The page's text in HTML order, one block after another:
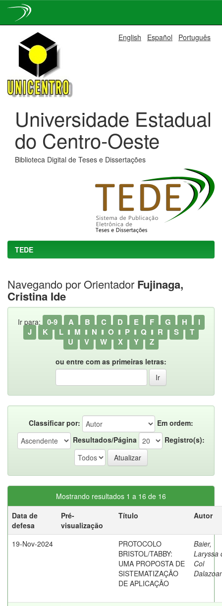
navigation
English Español Português
Universidade Estadual
do Centro-Oeste
Biblioteca Digital de Teses e Dissertações
TEDE
Navegando por Orientador Fujinaga,
Cristina Ide
Ir para: 0-9 A B C D E F G H
I
J
K L M N O P Q R S
T
U
V W X Y Z
ou entre com as primeiras letras:
Classificar por:
Em ordem:
Resultados/Página
Registro(s):
Mostrando resultados 1 a 16 de 16
Data de
defesa
Pré-
visualização
Título Autor
19-Nov-2024
PROTOCOLO
BRISTOL/TABBY:
UMA PROPOSTA DE
SISTEMATIZAÇÃO
DE APLICAÇÃO
Baier,
Laryssa
Col